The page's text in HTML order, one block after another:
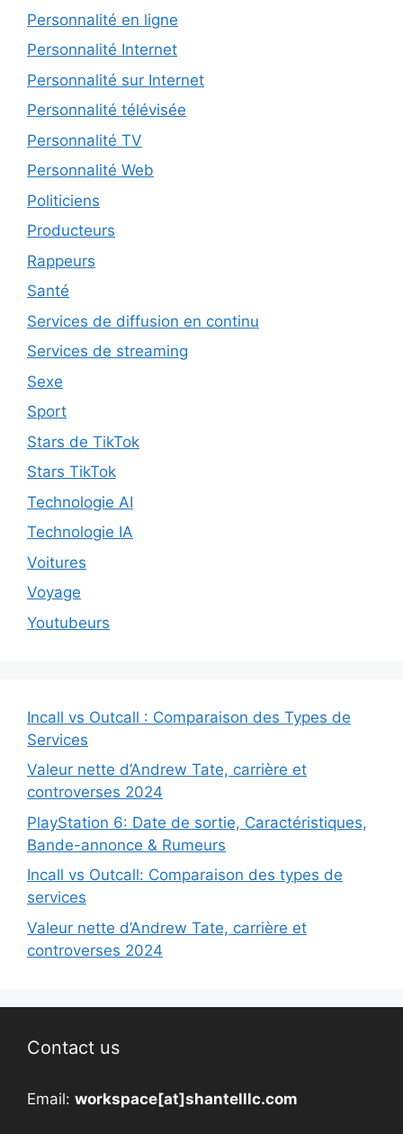
Personnalité en ligne
Personnalité Internet
Personnalité sur Internet
Personnalité télévisée
Personnalité TV
Personnalité Web
Politiciens
Producteurs
Rappeurs
Santé
Services de diffusion en continu
Services de streaming
Sexe
Sport
Stars de TikTok
Stars TikTok
Technologie AI
Technologie IA
Voitures
Voyage
Youtubeurs
Incall vs Outcall : Comparaison des Types de
Services
Valeur nette d’Andrew Tate, carrière et
controverses 2024
PlayStation 6: Date de sortie, Caractéristiques,
Bande-annonce & Rumeurs
Incall vs Outcall: Comparaison des types de
services
Valeur nette d’Andrew Tate, carrière et
controverses 2024
Contact us
Email: workspace[at]shantelllc.com